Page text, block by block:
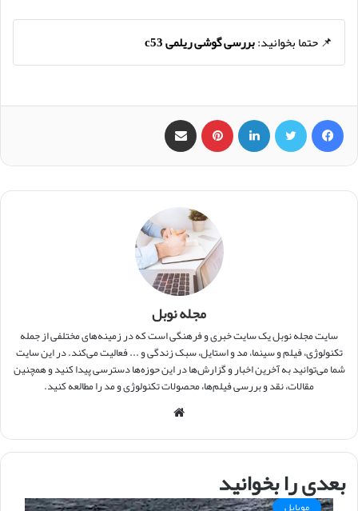
📌 حتما بخوانید:بررسی گوشی ریلمی c53
‫پین‌ترست
مجله نوبل
سایت مجله نوبل یک سایت خبری و فرهنگی است که در زمینه‌های مختلفی از جمله
تکنولوژی، فیلم و سینما، مد و استایل، سبک زندگی و ... فعالیت می‌کند. در این سایت
شما می‌توانید به آخرین اخبار و گزارش‌ها در این حوزه‌ها دسترسی پیدا کنید و همچنین
مقالات، نقد و بررسی فیلم‌ها، محصولات تکنولوژی و مد را مطالعه کنید.
س
بعدی را بخوانید
موبایل